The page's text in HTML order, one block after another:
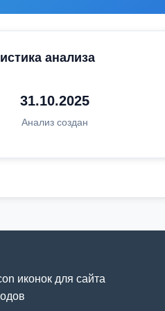
анализа
31.10.2025
Анализ создан
иконок для сайта